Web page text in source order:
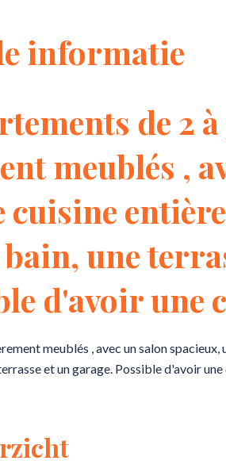
informatie
de 2 à
meublés ,
cuisine
une
d'avoir une
meublés , avec un salon spacieux,
et un garage. Possible d'avoir une